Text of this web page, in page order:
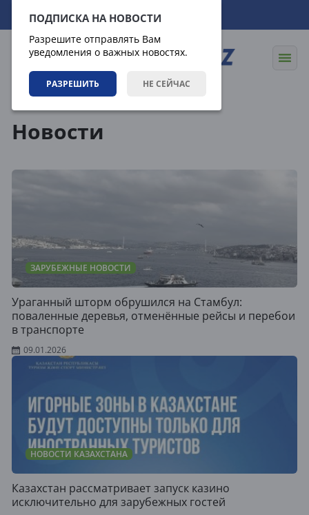
ПОДПИСКА НА НОВОСТИ
Разрешите отправлять Вам
уведомления о важных новостях.
РАЗРЕШИТЬ НЕ СЕЙЧАС
08.08.2026 07:31:48
Новости
ЗАРУБЕЖНЫЕ НОВОСТИ
Ураганный шторм обрушился на Стамбул:
поваленные деревья, отменённые рейсы и перебои
в транспорте
09.01.2026
НОВОСТИ КАЗАХСТАНА
Казахстан рассматривает запуск казино
исключительно для зарубежных гостей